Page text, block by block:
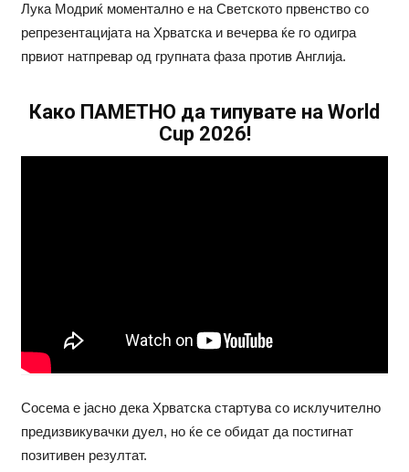
Лука Модриќ моментално е на Светското првенство со
репрезентацијата на Хрватска и вечерва ќе го одигра
првиот натпревар од групната фаза против Англија.
Како ПАМЕТНО да типувате на World
Cup 2026!
Сосема е јасно дека Хрватска стартува со исклучително
предизвикувачки дуел, но ќе се обидат да постигнат
позитивен резултат.